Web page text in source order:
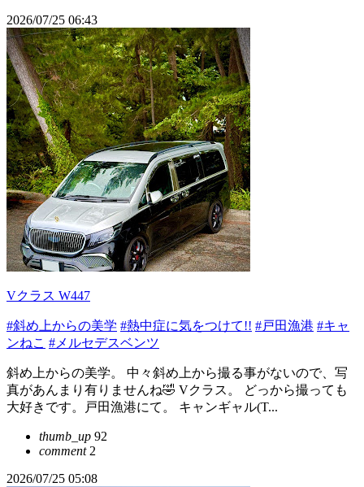
2026/07/25 06:43
Vクラス W447
#斜め上からの美学 #熱中症に気をつけて!! #戸田漁港 #キャ
ンねこ #メルセデスベンツ
斜め上からの美学。 中々斜め上から撮る事がないので、写
真があんまり有りませんね🤣 Vクラス。 どっから撮っても
大好きです。戸田漁港にて。 キャンギャル(T...
thumb_up 92
comment2
2026/07/25 05:08